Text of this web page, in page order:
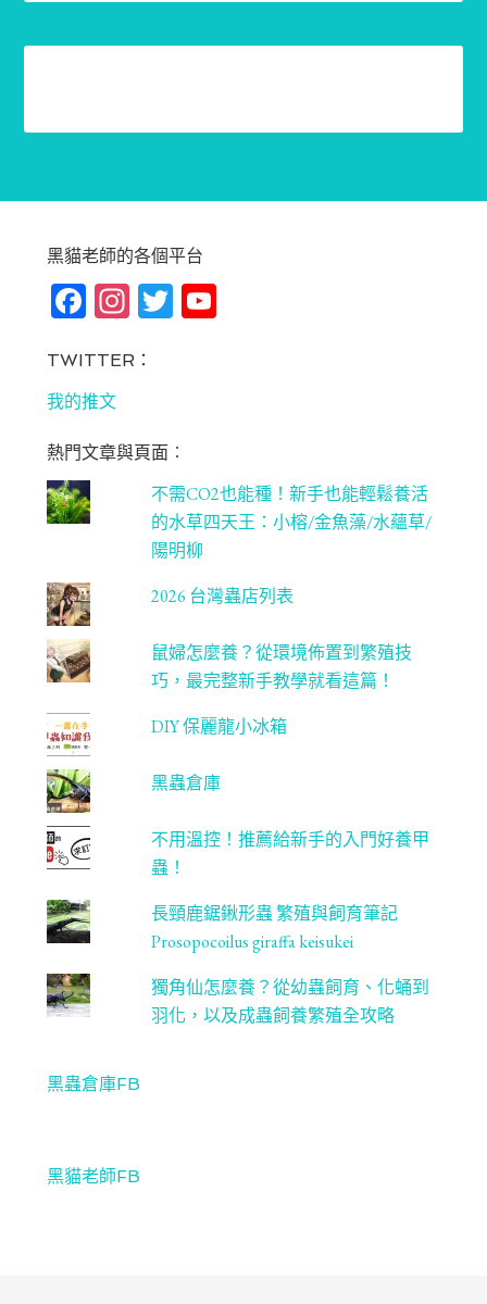
黑貓老師的各個平台
Fa
bo
ok
In
ag
m
T Yo
C
ha
n
ne
l
TWITTER：
我的推文
熱門文章與頁面︰
不需CO2也能種！新手也能輕鬆養活
的水草四天王：小榕/金魚藻/水蘊草/
陽明柳
2026 台灣蟲店列表
鼠婦怎麼養？從環境佈置到繁殖技
巧，最完整新手教學就看這篇！
DIY 保麗龍小冰箱
黑蟲倉庫
不用溫控！推薦給新手的入門好養甲
蟲！
長頸鹿鋸鍬形蟲 繁殖與飼育筆記
Prosopocoilus giraffa keisukei
獨角仙怎麼養？從幼蟲飼育、化蛹到
羽化，以及成蟲飼養繁殖全攻略
黑蟲倉庫FB
黑貓老師FB